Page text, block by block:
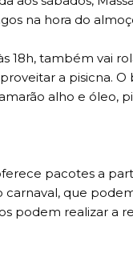
na hora do
18h, também vai
a pisicna.
alho e óleo,
pacotes a
carnaval, que
podem realizar a